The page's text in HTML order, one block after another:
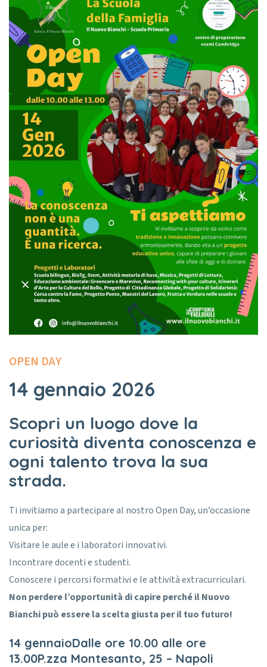
OPEN DAY
14 gennaio 2026
Scopri un luogo dove la
curiosità diventa conoscenza e
ogni talento trova la sua
strada.
Ti invitiamo a partecipare al nostro Open Day, un’occasione
unica per:
Visitare le aule e i laboratori innovativi.
Incontrare docenti e studenti.
Conoscere i percorsi formativi e le attività extracurriculari.
Non perdere l’opportunità di capire perché il Nuovo
Bianchi può essere la scelta giusta per il tuo futuro!
14 gennaioDalle ore 10.00 alle ore
13.00P.zza Montesanto, 25 – Napoli